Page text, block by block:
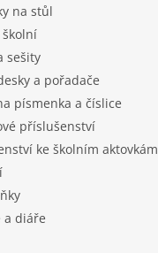
na stůl
sešity
a pořadače
písmenka a číslice
příslušenství
ke školním aktovkám
a diáře